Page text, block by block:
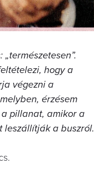
hogy a
végezni a
érzésem
pillanat, amikor a
leszállítják a buszról.